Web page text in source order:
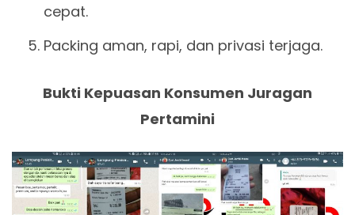
cepat.
Packing aman, rapi, dan privasi terjaga.
Bukti Kepuasan Konsumen Juragan
Pertamini